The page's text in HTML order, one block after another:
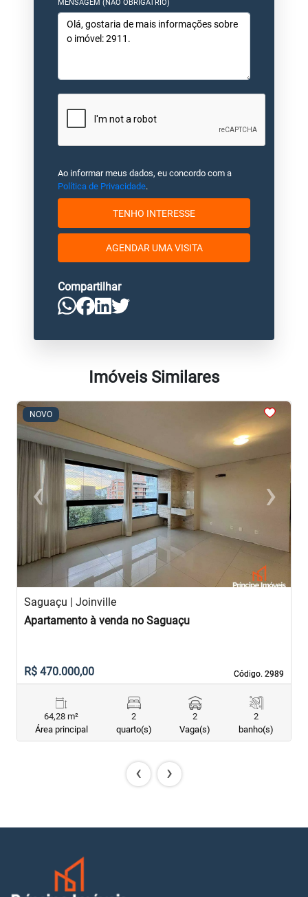
MENSAGEM (NÃO OBRIGATRIO)
Ao informar meus dados, eu concordo com a
Política de Privacidade.
TENHO INTERESSE
AGENDAR UMA VISITA
Compartilhar
Imóveis Similares
NOVO
<<<<
‹
Previous ›Next
Saguaçu | Joinville
Código. 2989
Código. 2989
Apartamento à venda no Saguaçu
R$ 470.000,00
64,28 m²
Área principal
2
quarto(s)
2
Vaga(s)
2
banho(s)
‹ ›